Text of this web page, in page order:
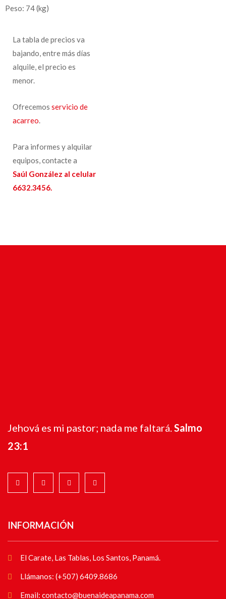
Peso: 74 (kg)
La tabla de precios va
bajando, entre más días
alquile, el precio es
menor.
Ofrecemos servicio de
acarreo.
Para informes y alquilar
equipos, contacte a
Saúl González al celular
6632.3456.
Jehová es mi pastor; nada me faltará.Salmo
23:1
INFORMACIÓN
El Carate, Las Tablas, Los Santos, Panamá.
Llámanos: (+507) 6409.8686
Email: contacto@buenaideapanama.com